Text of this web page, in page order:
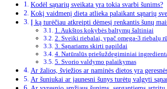
Kodėl sąnarių sveikata yra tokia svarbi šunims?
Kokį vaidmenį dieta atlieka palaikant sąnarių
Į ką turėčiau atkreipti dėmesį renkantis šunų
1. Aukštos kokybės baltymų šaltiniai
2. Sveiki riebalai, ypač omega-3 riebalų
3. Sąnariams skirti papildai
4. Natūralūs priešuždegiminiai
5. Svorio valdymo palaikymas
Ar žalios, šviežios ar naminės dietos yra
Ar šuniukai ar jaunesni šunys turėtų valgyti